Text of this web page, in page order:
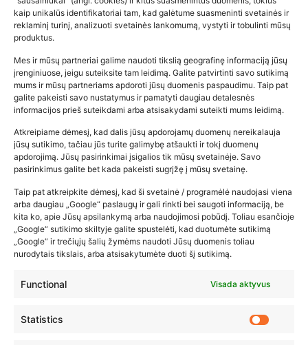
kaip unikalūs identifikatoriai tam, kad galėtume suasmeninti svetainės ir
reklaminį turinį, analizuoti svetainės lankomumą, vystyti ir tobulinti mūsų
produktus.
Mes ir mūsų partneriai galime naudoti tikslią geografinę informaciją jūsų
įrenginiuose, jeigu suteiksite tam leidimą. Galite patvirtinti savo sutikimą
mums ir mūsų partneriams apdoroti jūsų duomenis paspaudimu. Taip pat
galite pakeisti savo nustatymus ir pamatyti daugiau detalesnės
informacijos prieš suteikdami arba atsisakydami suteikti mums leidimą.
Atkreipiame dėmesį, kad dalis jūsų apdorojamų duomenų nereikalauja
jūsų sutikimo, tačiau jūs turite galimybę atšaukti ir tokį duomenų
apdorojimą. Jūsų pasirinkimai įsigalios tik mūsų svetainėje. Savo
pasirinkimus galite bet kada pakeisti sugrįžę į mūsų svetainę.
Taip pat atkreipkite dėmesį, kad ši svetainė / programėlė naudojasi viena
arba daugiau „Google“ paslaugų ir gali rinkti bei saugoti informaciją, be
kita ko, apie Jūsų apsilankymą arba naudojimosi pobūdį. Toliau esančioje
„Google“ sutikimo skiltyje galite spustelėti, kad duotumėte sutikimą
„Google“ ir trečiųjų šalių žymėms naudoti Jūsų duomenis toliau
nurodytais tikslais, arba atsisakytumėte duoti šį sutikimą.
Functional Visada aktyvus
Statistics
Populiariausios parduotuvės
kūdikių tyrelės –…
2026-02-22